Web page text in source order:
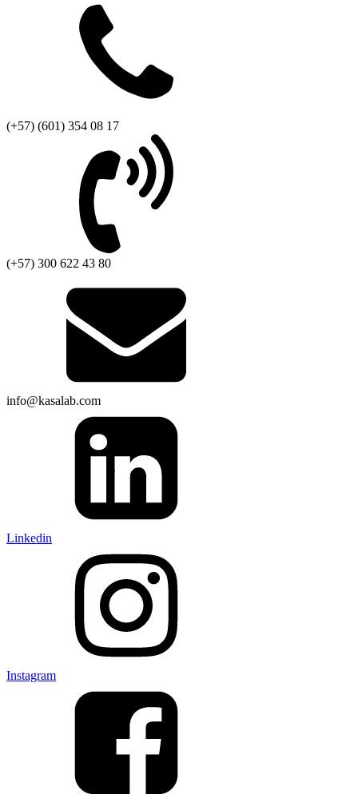
(+57) (601) 354 08 17
(+57) 300 622 43 80
info@kasalab.com
Linkedin
Instagram